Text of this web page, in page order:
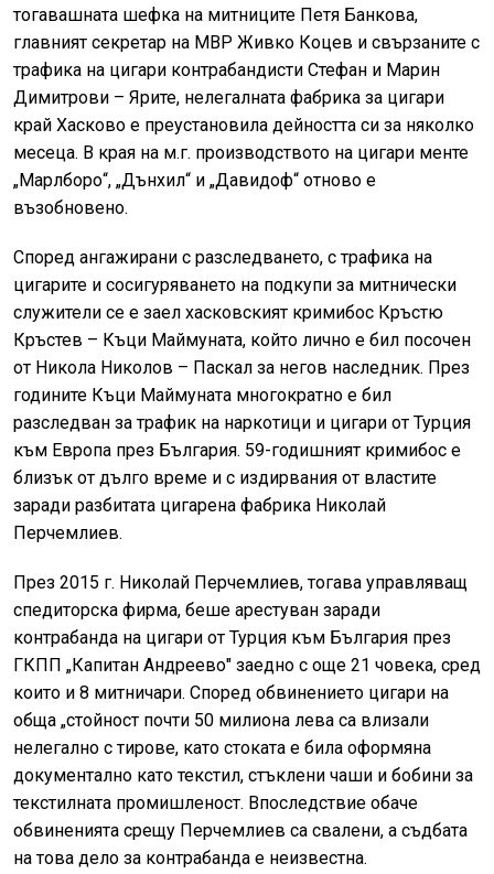
тогавашната шефка на митниците Петя Банкова,
главният секретар на МВР Живко Коцев и свързаните с
трафика на цигари контрабандисти Стефан и Марин
Димитрови – Ярите, нелегалната фабрика за цигари
край Хасково е преустановила дейността си за няколко
месеца. В края на м.г. производството на цигари менте
„Марлборо“, „Дънхил“ и „Давидоф“ отново е
възобновено.
Според ангажирани с разследването, с трафика на
цигарите и сосигуряването на подкупи за митнически
служители се е заел хасковският кримибос Кръстю
Кръстев – Къци Маймуната, който лично е бил посочен
от Никола Николов – Паскал за негов наследник. През
годините Къци Маймуната многократно е бил
разследван за трафик на наркотици и цигари от Турция
към Европа през България. 59-годишният кримибос е
близък от дълго време и с издирвания от властите
заради разбитата цигарена фабрика Николай
Перчемлиев.
През 2015 г. Николай Перчемлиев, тогава управляващ
спедиторска фирма, беше арестуван заради
контрабанда на цигари от Турция към България през
ГКПП „Капитан Андреево" заедно с още 21 човека, сред
които и 8 митничари. Според обвинението цигари на
обща „стойност почти 50 милиона лева са влизали
нелегално с тирове, като стоката е била оформяна
документално като текстил, стъклени чаши и бобини за
текстилната промишленост. Впоследствие обаче
обвиненията срещу Перчемлиев са свалени, а съдбата
на това дело за контрабанда е неизвестна.